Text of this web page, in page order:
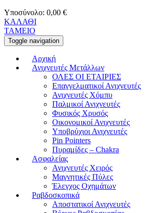
Υποσύνολο: 0,00 €
ΚΑΛΑΘΙ
ΤΑΜΕΙΟ
Toggle navigation
Αρχική
Ανιχνευτές Μετάλλων
ΟΛΕΣ ΟΙ ΕΤΑΙΡΙΕΣ
Επαγγελματικοί Ανιχνευτές
Ανιχνευτές Χόμπυ
Παλμικοί Ανιχνευτές
Φυσικός Χρυσός
Οικονομικοί Ανιχνευτές
Υποβρύχιοι Ανιχνευτές
Pin Pointers
Πυραμίδες – Chakra
Ασφαλείας
Ανιχνευτές Χειρός
Μαγνητικές Πύλες
Έλεγχος Οχημάτων
Ραβδοσκοπικά
Αποστατικοί Ανιχνευτές